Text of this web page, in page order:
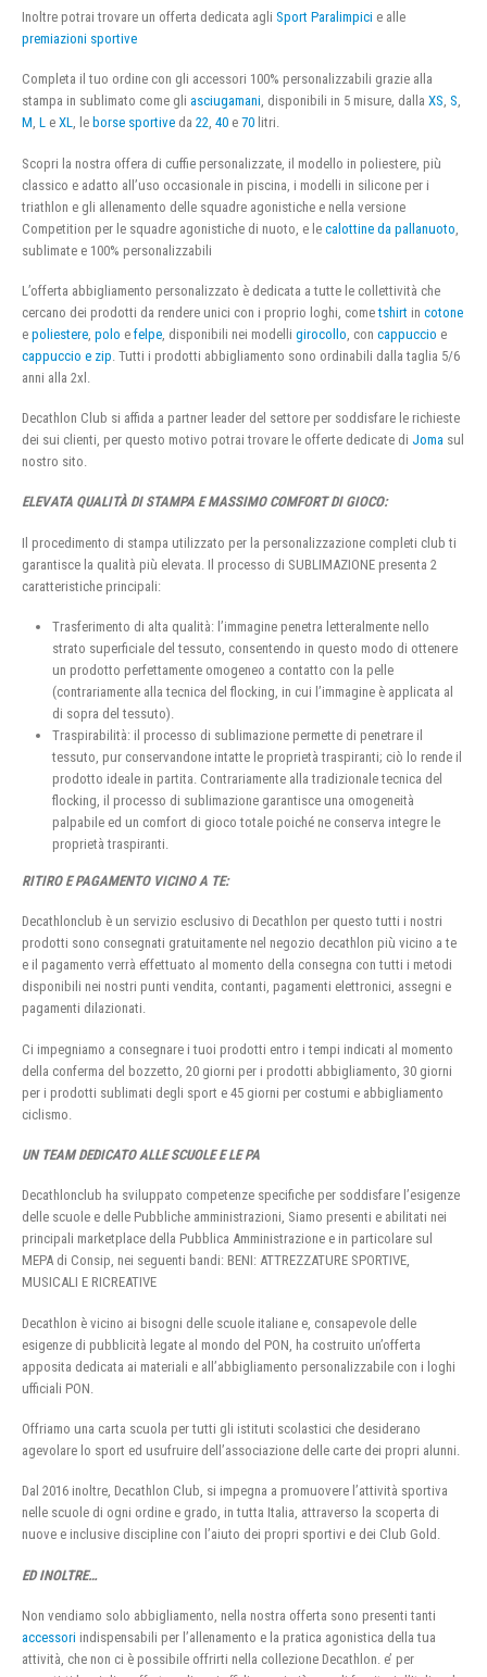
Inoltre potrai trovare un offerta dedicata agli Sport Paralimpici e alle
premiazioni sportive
Completa il tuo ordine con gli accessori 100% personalizzabili grazie alla
stampa in sublimato come gli asciugamani, disponibili in 5 misure, dalla XS, S,
M, L e XL, le borse sportive da 22, 40 e 70 litri.
Scopri la nostra offera di cuffie personalizzate, il modello in poliestere, più
classico e adatto all’uso occasionale in piscina, i modelli in silicone per i
triathlon e gli allenamento delle squadre agonistiche e nella versione
Competition per le squadre agonistiche di nuoto, e le calottine da pallanuoto
sublimate e 100% personalizzabili
L’offerta abbigliamento personalizzato è dedicata a tutte le collettività che
cercano dei prodotti da rendere unici con i proprio loghi, cometshirt in cotone
e poliestere polo e felpe , disponibili nei modelli girocollo , con cappuccio e
cappuccio e zip . Tutti i prodotti abbigliamento sono ordinabili dalla taglia 5/6
anni alla 2xl.
Decathlon Club si affida a partner leader del settore per soddisfare le richieste
dei sui clienti, per questo motivo potrai trovare le offerte dedicate di Joma sul
nostro sito.
ELEVATA QUALITÀ DI STAMPA E MASSIMO COMFORT DI GIOCO:
Il procedimento di stampa utilizzato per la personalizzazione completi club ti
garantisce la qualità più elevata. Il processo di SUBLIMAZIONE presenta 2
caratteristiche principali:
Trasferimento di alta qualità: l’immagine penetra letteralmente nello
strato superficiale del tessuto, consentendo in questo modo di ottenere
un prodotto perfettamente omogeneo a contatto con la pelle
(contrariamente alla tecnica del flocking, in cui l’immagine è applicata al
di sopra del tessuto).
Traspirabilità: il processo di sublimazione permette di penetrare il
tessuto, pur conservandone intatte le proprietà traspiranti; ciò lo rende il
prodotto ideale in partita. Contrariamente alla tradizionale tecnica del
flocking, il processo di sublimazione garantisce una omogeneità
palpabile ed un comfort di gioco totale poiché ne conserva integre le
proprietà traspiranti.
RITIRO E PAGAMENTO VICINO A TE:
Decathlonclub è un servizio esclusivo di Decathlon per questo tutti i nostri
prodotti sono consegnati gratuitamente nel negozio decathlon più vicino a te
e il pagamento verrà effettuato al momento della consegna con tutti i metodi
disponibili nei nostri punti vendita, contanti, pagamenti elettronici, assegni e
pagamenti dilazionati.
Ci impegniamo a consegnare i tuoi prodotti entro i tempi indicati al momento
della conferma del bozzetto, 20 giorni per i prodotti abbigliamento, 30 giorni
per i prodotti sublimati degli sport e 45 giorni per costumi e abbigliamento
ciclismo.
UN TEAM DEDICATO ALLE SCUOLE E LE PA
Decathlonclub ha sviluppato competenze specifiche per soddisfare l’esigenze
delle scuole e delle Pubbliche amministrazioni, Siamo presenti e abilitati nei
principali marketplace della Pubblica Amministrazione e in particolare sul
MEPA di Consip, nei seguenti bandi: BENI: ATTREZZATURE SPORTIVE,
MUSICALI E RICREATIVE
Decathlon è vicino ai bisogni delle scuole italiane e, consapevole delle
esigenze di pubblicità legate al mondo del PON, ha costruito un’offerta
apposita dedicata ai materiali e all’abbigliamento personalizzabile con i loghi
ufficiali PON.
Offriamo una carta scuola per tutti gli istituti scolastici che desiderano
agevolare lo sport ed usufruire dell’associazione delle carte dei propri alunni.
Dal 2016 inoltre, Decathlon Club, si impegna a promuovere l’attività sportiva
nelle scuole di ogni ordine e grado, in tutta Italia, attraverso la scoperta di
nuove e inclusive discipline con l’aiuto dei propri sportivi e dei Club Gold.
ED INOLTRE…
Non vendiamo solo abbigliamento, nella nostra offerta sono presenti tanti
accessori indispensabili per l’allenamento e la pratica agonistica della tua
attività, che non ci è possibile offrirti nella collezione Decathlon. e’ per